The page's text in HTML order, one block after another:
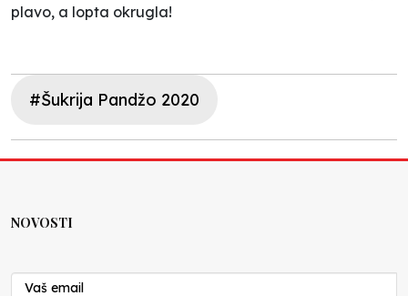
plavo, a lopta okrugla!
#Šukrija Pandžo 2020
NOVOSTI